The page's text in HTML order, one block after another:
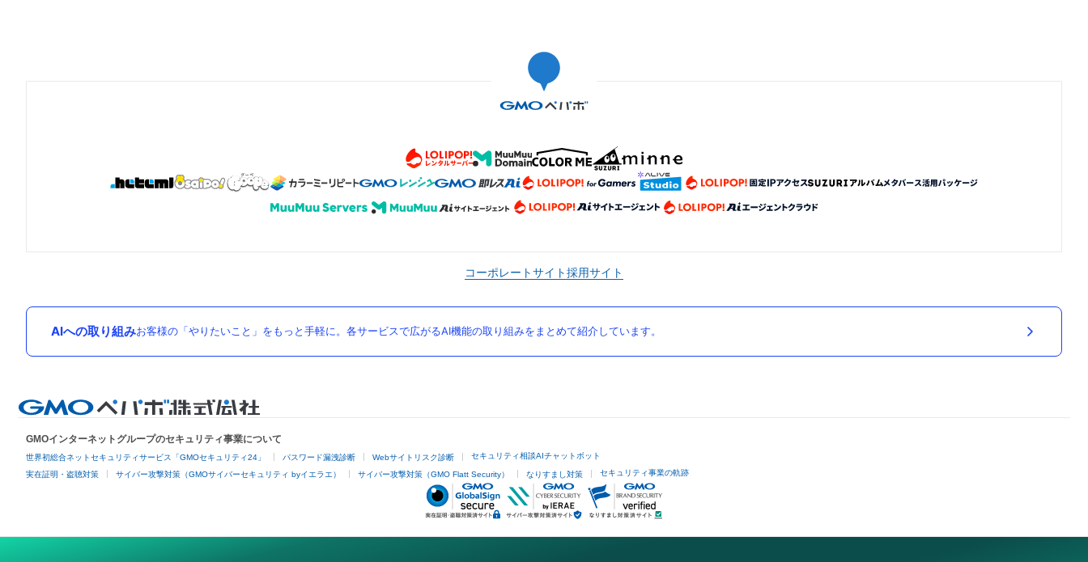
コーポレートサイト採用サイト
AIへの取り組みお客様の「やりたいこと」をもっと手軽に。各サービスで広がるAI機能の取り組みをまとめて紹介しています。
GMOインターネットグループのセキュリティ事業について
世界初総合ネットセキュリティサービス「GMOセキュリティ24」 パスワード漏洩診断 Webサイトリスク診断 セキュリティ相談AIチャットボット
実在証明・盗聴対策 サイバー攻撃対策（GMOサイバーセキュリティ byイエラエ） サイバー攻撃対策（GMO Flatt Security） なりすまし対策 セキュリティ事業の軌跡